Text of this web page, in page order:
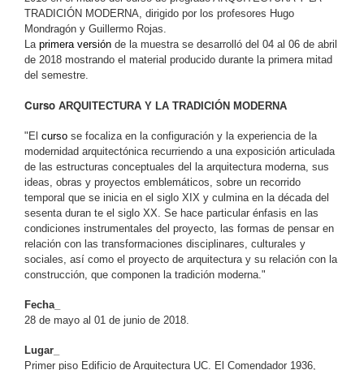
TRADICIÓN MODERNA, dirigido por los profesores Hugo
Mondragón y Guillermo Rojas.
La primera versión de la muestra se desarrolló del 04 al 06 de abril
de 2018 mostrando el material producido durante la primera mitad
del semestre.
Curso ARQUITECTURA Y LA TRADICIÓN MODERNA
"El curso se focaliza en la configuración y la experiencia de la
modernidad arquitectónica recurriendo a una exposición articulada
de las estructuras conceptuales del la arquitectura moderna, sus
ideas, obras y proyectos emblemáticos, sobre un recorrido
temporal que se inicia en el siglo XIX y culmina en la década del
sesenta duran te el siglo XX. Se hace particular énfasis en las
condiciones instrumentales del proyecto, las formas de pensar en
relación con las transformaciones disciplinares, culturales y
sociales, así como el proyecto de arquitectura y su relación con la
construcción, que componen la tradición moderna."
Fecha_
28 de mayo al 01 de junio de 2018.
Lugar_
Primer piso Edificio de Arquitectura UC. El Comendador 1936,